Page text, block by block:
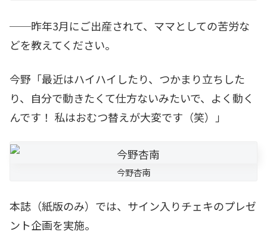
──昨年3月にご出産されて、ママとしての苦労な
どを教えてください。
今野「最近はハイハイしたり、つかまり立ちした
り、自分で動きたくて仕方ないみたいで、よく動く
んです！ 私はおむつ替えが大変です（笑）」
今野杏南
本誌（紙版のみ）では、サイン入りチェキのプレゼ
ント企画を実施。